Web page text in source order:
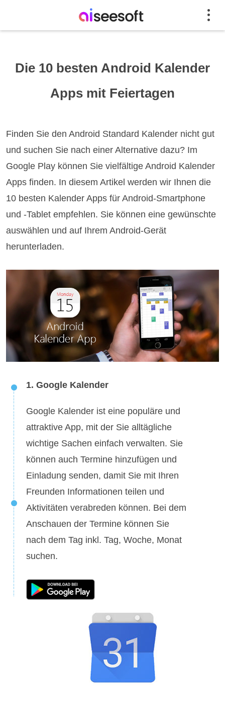
Die 10 besten Android Kalender
Apps mit Feiertagen
Finden Sie den Android Standard Kalender nicht gut
und suchen Sie nach einer Alternative dazu? Im
Google Play können Sie vielfältige Android Kalender
Apps finden. In diesem Artikel werden wir Ihnen die
10 besten Kalender Apps für Android-Smartphone
und -Tablet empfehlen. Sie können eine gewünschte
auswählen und auf Ihrem Android-Gerät
herunterladen.
1. Google Kalender
Google Kalender ist eine populäre und
attraktive App, mit der Sie alltägliche
wichtige Sachen einfach verwalten. Sie
können auch Termine hinzufügen und
Einladung senden, damit Sie mit Ihren
Freunden Informationen teilen und
Aktivitäten verabreden können. Bei dem
Anschauen der Termine können Sie
nach dem Tag inkl. Tag, Woche, Monat
suchen.